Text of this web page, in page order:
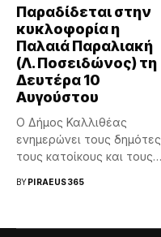
Παραδίδεται στην
κυκλοφορία η
Παλαιά Παραλιακή
(Λ. Ποσειδώνος) τη
Δευτέρα 10
Αυγούστου
Ο Δήμος Καλλιθέας
ενημερώνει τους δημότες,
τους κατοίκους και τους
BYPIRAEUS365